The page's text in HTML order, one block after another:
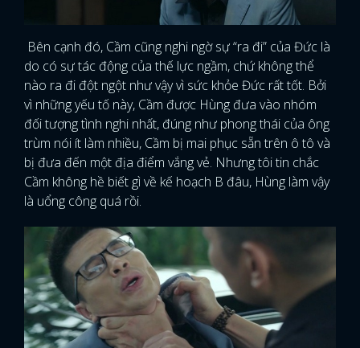
Bên cạnh đó, Cầm cũng nghi ngờ sự “ra đi” của Đức là
do có sự tác động của thế lực ngầm, chứ không thể
nào ra đi đột ngột như vậy vì sức khỏe Đức rất tốt. Bởi
vì những yếu tố này, Cầm được Hùng đưa vào nhóm
đối tượng tình nghi nhất, đúng như phong thái của ông
trùm nói ít làm nhiều, Cầm bị mai phục sẵn trên ô tô và
bị đưa đến một địa điểm vắng vẻ. Nhưng tôi tin chắc
Cầm không hề biết gì về kế hoạch B đâu, Hùng làm vậy
là uổng công quá rồi.